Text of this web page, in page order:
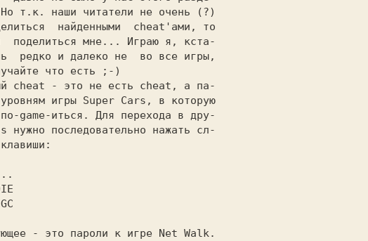
т.к. наши читатели не очень (?)
найденными  cheat'ами, то
поделиться мне... Играю я, кста-
редко и далеко не  во все игры,
что есть ;-)
игры Super Cars, в которую
game-иться. Для перехода в дру-
нужно последовательно нажать сл-